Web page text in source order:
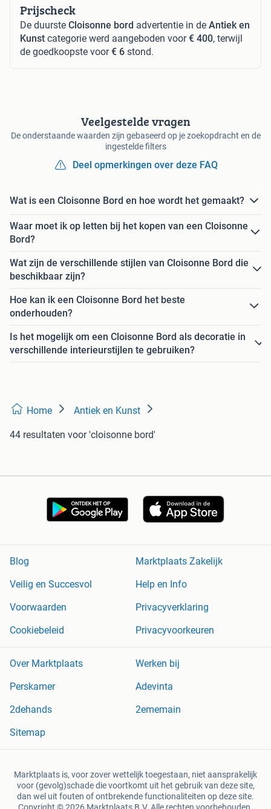
Prijscheck
De duurste Cloisonne bord advertentie in de Antiek en
Kunst categorie werd aangeboden voor€ 400, terwijl
de goedkoopste voor€ 6 stond.
Veelgestelde vragen
De onderstaande waarden zijn gebaseerd op je zoekopdracht en de
ingestelde filters
Deel opmerkingen over deze FAQ
Wat is een Cloisonne Bord en hoe wordt het gemaakt?
Waar moet ik op letten bij het kopen van een Cloisonne
Bord?
Wat zijn de verschillende stijlen van Cloisonne Bord die
beschikbaar zijn?
Hoe kan ik een Cloisonne Bord het beste
onderhouden?
Is het mogelijk om een Cloisonne Bord als decoratie in
verschillende interieurstijlen te gebruiken?
Home Antiek en Kunst
44 resultaten voor 'cloisonne bord'
Blog
Marktplaats Zakelijk
Veilig en Succesvol
Help en Info
Voorwaarden
Privacyverklaring
Cookiebeleid
Privacyvoorkeuren
Over Marktplaats
Werken bij
Perskamer
Adevinta
2dehands
2ememain
Sitemap
Marktplaats is, voor zover wettelijk toegestaan, niet aansprakelijk
voor (gevolg)schade die voortkomt uit het gebruik van deze site,
dan wel uit fouten of ontbrekende functionaliteiten op deze site.